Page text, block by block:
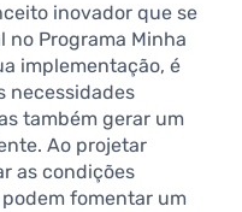
inovador que se
no Programa Minha
implementação, é
necessidades
também gerar um
Ao projetar
as condições
fomentar um